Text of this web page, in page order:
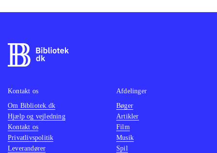
og andre typer af items.
er engelsk tale. Tekst og tale er
gennemsyret af humoristiske og
er udelukkende singleplayer. PEGI er
12 med anmærkninger for stødende
sprog og vold
Alt i alt et fint underholdende spil,
hvis man i forvejen er fan af japansk
Kontakt os
Om Bibliotek.dk
Hjælp og vejledning
Kontakt os
Privatlivspolitik
Leverandører
Afdelinger
Bøger
Artikler
Film
Musik
Spil